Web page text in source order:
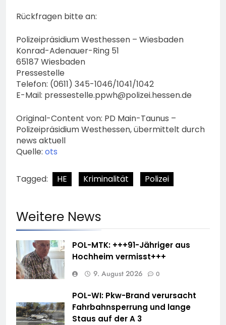
Rückfragen bitte an:
Polizeipräsidium Westhessen – Wiesbaden
Konrad-Adenauer-Ring 51
65187 Wiesbaden
Pressestelle
Telefon: (0611) 345-1046/1041/1042
E-Mail: pressestelle.ppwh@polizei.hessen.de
Original-Content von: PD Main-Taunus –
Polizeipräsidium Westhessen, übermittelt durch
news aktuell
Quelle: ots
Tagged: HE Kriminalität Polizei
Weitere News
POL-MTK: +++91-Jähriger aus
Hochheim vermisst+++
9. August 2026 0
POL-WI: Pkw-Brand verursacht
Fahrbahnsperrung und lange
Staus auf der A 3